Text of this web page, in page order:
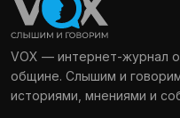
VOX — интернет-журнал
общине. Слышим и
историями, мнениями и